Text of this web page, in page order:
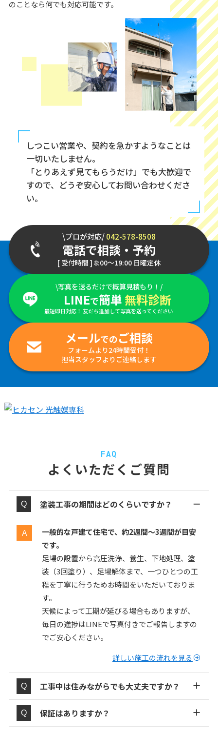
のことなら何でも対応可能です。
しつこい営業や、契約を急かすようなことは
一切いたしません。
「とりあえず見てもらうだけ」でも大歓迎で
すので、どうぞ安心してお問い合わせくださ
い。
\プロが対応/042-578-8508
電話で相談・予約
[ 受付時間 ] 8:00～19:00 日曜定休
\写真を送るだけで概算見積もり！/
LINEで簡単 無料診断
最短即日対応！ 友だち追加して写真を送ってください
メールでのご相談
フォームより24時間受付！
担当スタッフよりご連絡します
FAQ
よくいただくご質問
塗装工事の期間はどのくらいですか？
一般的な戸建て住宅で、約2週間〜3週間が目安
です。
足場の設置から高圧洗浄、養生、下地処理、塗
装（3回塗り）、足場解体まで、一つひとつの工
程を丁寧に行うためお時間をいただいておりま
す。
天候によって工期が延びる場合もありますが、
毎日の進捗はLINEで写真付きでご報告しますの
でご安心ください。
詳しい施工の流れを見る
工事中は住みながらでも大丈夫ですか？
保証はありますか？